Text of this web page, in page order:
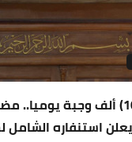
أكثر من (100) ألف وجبة
استنفاره الشامل